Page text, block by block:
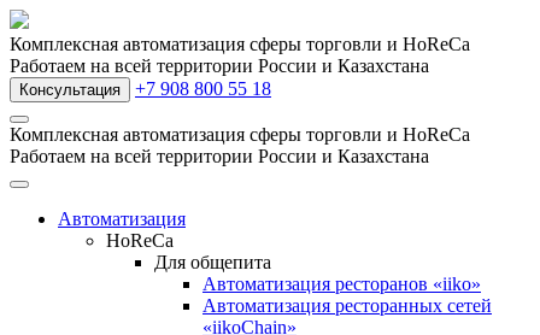
Комплексная автоматизация сферы торговли и HoReCa
Работаем на всей территории России и Казахстана
Консультация +7 908 800 55 18
Комплексная автоматизация сферы торговли и HoReCa
Работаем на всей территории России и Казахстана
Автоматизация
HoReCa
Для общепита
Автоматизация ресторанов «iiko»
Автоматизация ресторанных сетей
«iikoChain»